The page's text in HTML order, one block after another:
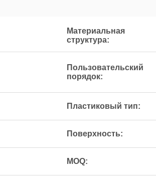
Материальная
структура:
Пользовательский
порядок:
Пластиковый тип:
Поверхность:
MOQ: